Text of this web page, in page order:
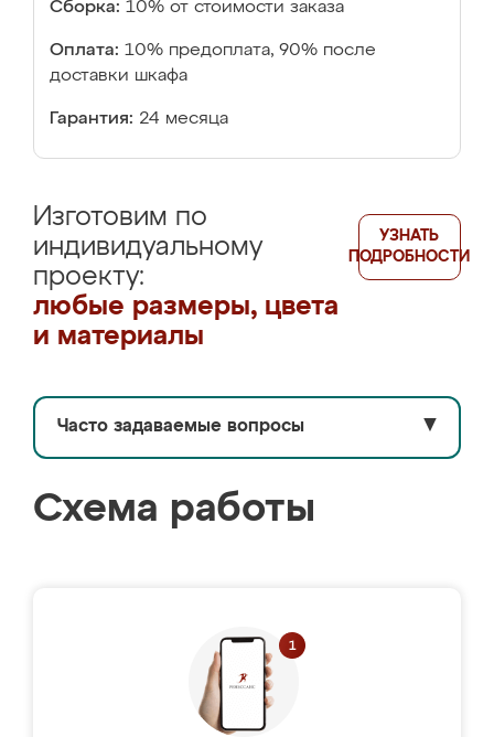
Сборка: 10% от стоимости заказа
Оплата: 10% предоплата, 90% после
доставки шкафа
Гарантия: 24 месяца
Изготовим по
индивидуальному
проекту:
любые размеры, цвета
и материалы
УЗНАТЬ
ПОДРОБНОСТИ
Часто задаваемые вопросы ▼
Схема работы